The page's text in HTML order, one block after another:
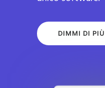
DIMMI DI PIÙ